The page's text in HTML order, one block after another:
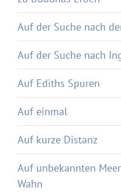
Auf der Suche nach
Auf der Suche nach
Auf Ediths Spuren
Auf einmal
Auf kurze Distanz
Auf unbekannten
Wahn